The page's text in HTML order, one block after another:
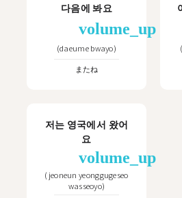
다음에 봐요
volume_up
(daeume bwayo)
またね
저는 영국에서 왔어
요
volume_up
(jeoneun yeonggugeseo
wasseoyo)